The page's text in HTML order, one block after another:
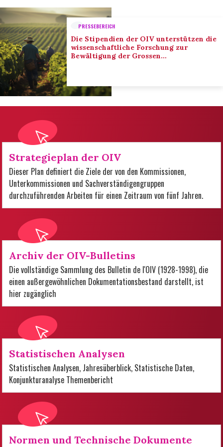
PRESSEBEREICH
Die Stipendien der OIV unterstützen die
wissenschaftliche Forschung zur
Bewältigung der Grossen
Strategieplan der OIV
Dieser Plan definiert die Ziele der von den Kommissionen,
Unterkommissionen und Sachverständigengruppen
durchzuführenden Arbeiten für einen Zeitraum von fünf Jahren.
Archiv der OIV-Bulletins
Die vollständige Sammlung des Bulletin de l'OIV (1928-1998), die
einen außergewöhnlichen Dokumentationsbestand darstellt, ist
hier zugänglich
Statistischen Analysen
Statistischen Analysen, Jahresüberblick, Statistische Daten,
Konjunkturanalyse Themenbericht
Normen und Technische Dokumente